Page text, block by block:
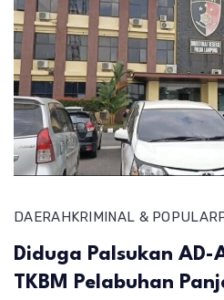
DAERAHKRIMINAL & POPULAR
Diduga Palsukan AD-
TKBM Pelabuhan